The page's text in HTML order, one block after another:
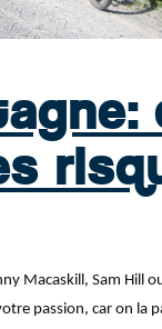
Macaskill, Sam Hill
passion, car on la